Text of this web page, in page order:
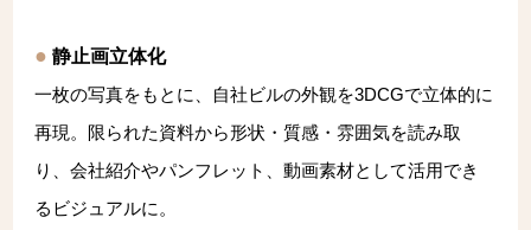
静止画立体化
一枚の写真をもとに、自社ビルの外観を3DCGで立体的に
再現。限られた資料から形状・質感・雰囲気を読み取
り、会社紹介やパンフレット、動画素材として活用でき
るビジュアルに。